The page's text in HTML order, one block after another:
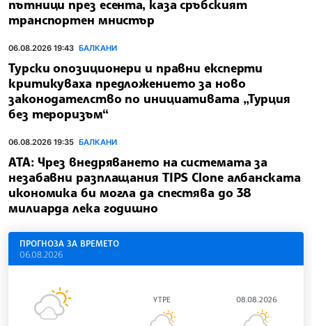
пътници през есента, каза сръбският
транспортен мнистър
06.08.2026 19:43 БАЛКАНИ
Турски опозиционери и правни експерти
критикуваха предложението за ново
законодателство по инициативата „Турция
без тероризъм“
06.08.2026 19:35 БАЛКАНИ
АТА: Чрез внедряването на системата за
незабавни разплащания TIPS Clone албанската
икономика би могла да спестява до 38
милиарда лека годишно
ПРОГНОЗА ЗА ВРЕМЕТО
06.08.2026
УТРЕ 08.08.2026